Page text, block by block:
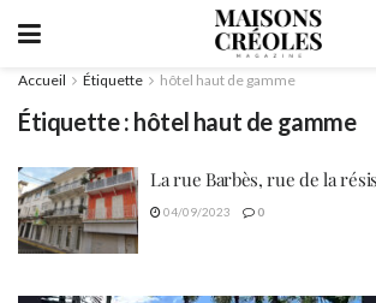
Accueil Étiquette hôtel haut de gamme
Étiquette : hôtel haut de gamme
La rue Barbès, rue de la
04/09/2023 0